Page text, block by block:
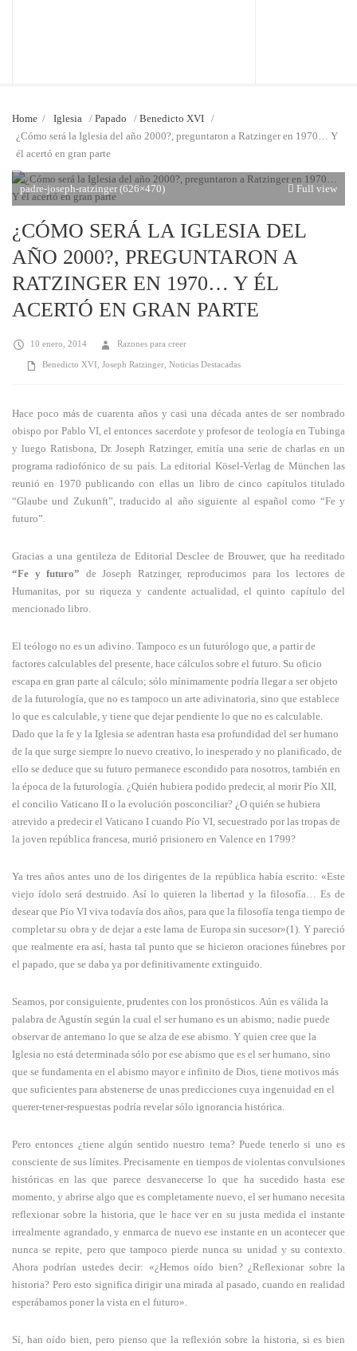
Home / Iglesia / Papado / Benedicto XVI /
¿Cómo será la Iglesia del año 2000?, preguntaron a Ratzinger en 1970… Y
él acertó en gran parte
padre-joseph-ratzinger (626×470) Full view
¿CÓMO SERÁ LA IGLESIA DEL
AÑO 2000?, PREGUNTARON A
RATZINGER EN 1970… Y ÉL
ACERTÓ EN GRAN PARTE
10 enero, 2014 Razones para creer
Benedicto XVI Joseph Ratzinger Noticias Destacadas
Hace poco más de cuarenta años y casi una década antes de ser nombrado
obispo por Pablo VI, el entonces sacerdote y profesor de teología en Tubinga
y luego Ratisbona, Dr. Joseph Ratzinger, emitía una serie de charlas en un
programa radiofónico de su país. La editorial Kösel-Verlag de München las
reunió en 1970 publicando con ellas un libro de cinco capítulos titulado
“Glaube und Zukunft”, traducido al año siguiente al español como “Fe y
futuro”.
Gracias a una gentileza de Editorial Desclee de Brouwer, que ha reeditado
“Fe y futuro” de Joseph Ratzinger, reproducimos para los lectores de
Humanitas, por su riqueza y candente actualidad, el quinto capítulo del
mencionado libro.
El teólogo no es un adivino. Tampoco es un futurólogo que, a partir de
factores calculables del presente, hace cálculos sobre el futuro. Su oficio
escapa en gran parte al cálculo; sólo mínimamente podría llegar a ser objeto
de la futurología, que no es tampoco un arte adivinatoria, sino que establece
lo que es calculable, y tiene que dejar pendiente lo que no es calculable.
Dado que la fe y la Iglesia se adentran hasta esa profundidad del ser humano
de la que surge siempre lo nuevo creativo, lo inesperado y no planificado, de
ello se deduce que su futuro permanece escondido para nosotros, también en
la época de la futurología. ¿Quién hubiera podido predecir, al morir Pío XII,
el concilio Vaticano II o la evolución posconciliar? ¿O quién se hubiera
atrevido a predecir el Vaticano I cuando Pío VI, secuestrado por las tropas de
la joven república francesa, murió prisionero en Valence en 1799?
Ya tres años antes uno de los dirigentes de la república había escrito: «Este
viejo ídolo será destruido. Así lo quieren la libertad y la filosofía… Es de
desear que Pío VI viva todavía dos años, para que la filosofía tenga tiempo de
completar su obra y de dejar a este lama de Europa sin sucesor»(1). Y pareció
que realmente era así, hasta tal punto que se hicieron oraciones fúnebres por
el papado, que se daba ya por definitivamente extinguido.
Seamos, por consiguiente, prudentes con los pronósticos. Aún es válida la
palabra de Agustín según la cual el ser humano es un abismo; nadie puede
observar de antemano lo que se alza de ese abismo. Y quien cree que la
Iglesia no está determinada sólo por ese abismo que es el ser humano, sino
que se fundamenta en el abismo mayor e infinito de Dios, tiene motivos más
que suficientes para abstenerse de unas predicciones cuya ingenuidad en el
querer-tener-respuestas podría revelar sólo ignorancia histórica.
Pero entonces ¿tiene algún sentido nuestro tema? Puede tenerlo si uno es
consciente de sus límites. Precisamente en tiempos de violentas convulsiones
históricas en las que parece desvanecerse lo que ha sucedido hasta ese
momento, y abrirse algo que es completamente nuevo, el ser humano necesita
reflexionar sobre la historia, que le hace ver en su justa medida el instante
irrealmente agrandado, y enmarca de nuevo ese instante en un acontecer que
nunca se repite, pero que tampoco pierde nunca su unidad y su contexto.
Ahora podrían ustedes decir: «¿Hemos oído bien? ¿Reflexionar sobre la
historia? Pero esto significa dirigir una mirada al pasado, cuando en realidad
esperábamos poner la vista en el futuro».
Sí, han oído bien, pero pienso que la reflexión sobre la historia, si es bien